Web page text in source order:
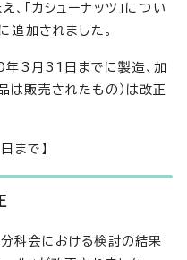
「カシューナッツ」につい
追加されました。
3月31日までに製造、加
は販売されたもの）は改正
まで】
科会における検討の結果